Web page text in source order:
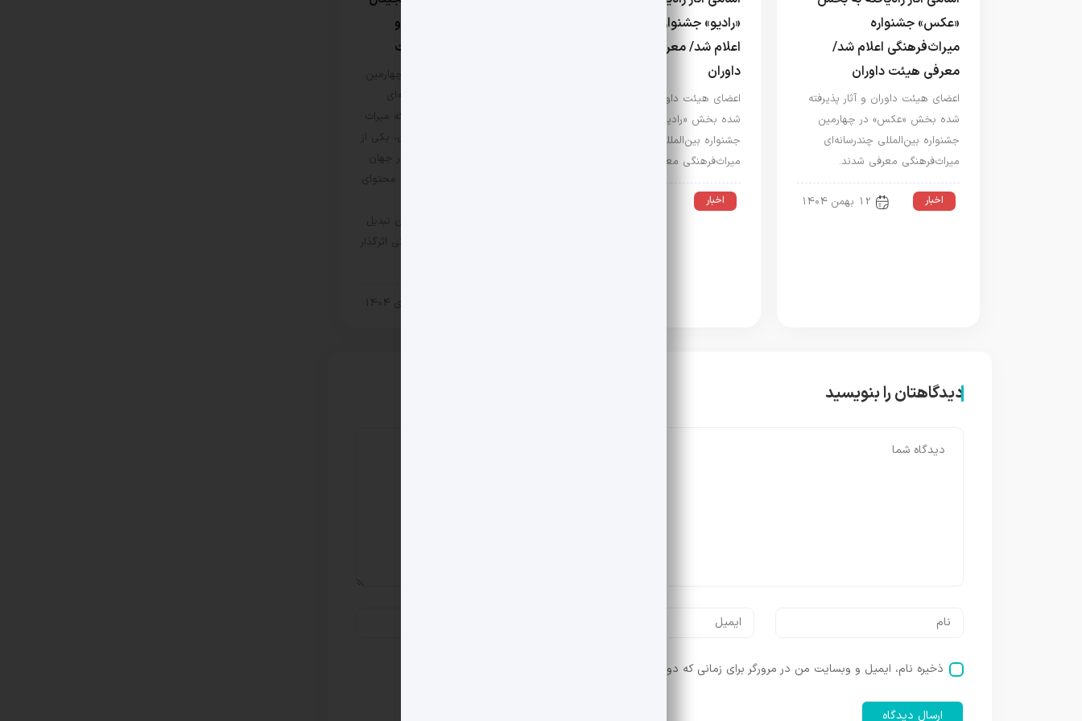
«عکس» جشنواره
میراث‌فرهنگی اعلام شد/
معرفی هیئت داوران
اعضای هیئت داوران و آثار پذیرفته
شده بخش «عکس» در چهارمین
جشنواره بین‌المللی چندرسانه‌ای
میراث‌فرهنگی معرفی شدند.
اخبار 12 بهمن 1404
«رادیو» جشنواره میراث‌فرهنگی
اعلام شد/ معرفی هیئت
داوران
اعضای هیئت داوران و آثار پذیرفته
شده بخش «رادیو» در چهارمین
جشنواره بین‌المللی چندرسانه‌ای
میراث‌فرهنگی معرفی شدند.
اخبار
نیازمند تعریف، آموزش و
چارچوب‌های روشن است
داور بخش میراث دیجیتال چهارمین
جشنواره بین‌المللی چندرسانه‌ای
میراث‌فرهنگی معتقد است که میراث
دیجیتال، با وجود نوپا بودن، یکی از
قدرتمندترین اشکال میراث در جهان
امروز است؛ میراثی که بدون محتوای
چارچوب‌های مشخص، امکان تبدیل
شدن به یک محصول فرهنگی اثرگذار
دیدگاهتان را بنویسید
ذخیره نام، ایمیل و وبسایت من در مرورگر برای زمانی که دوباره دیدگاهی می‌نویسم.